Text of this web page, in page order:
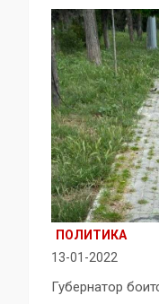
ПОЛИТИКА
13-01-2022
Губернатор